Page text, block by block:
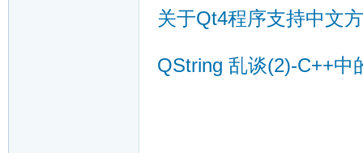
关于Qt4程序支持中文
QString 乱谈(2)-C++中